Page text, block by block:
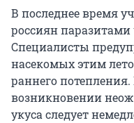
В последнее время
россиян паразитами
Специалисты
насекомых этим
раннего
возникновении
укуса следует